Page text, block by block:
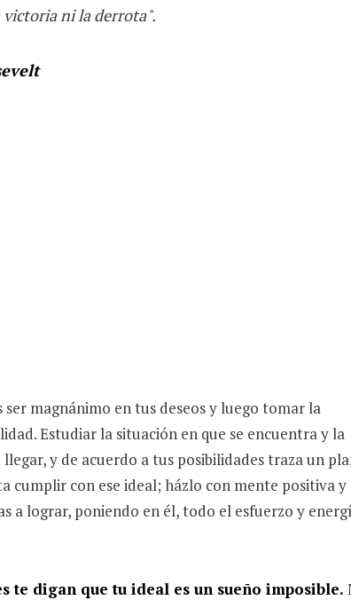
victoria ni la derrota".
ser magnánimo en tus deseos y luego tomar la
Estudiar la situación en que se encuentra y la
y de acuerdo a tus posibilidades traza un
cumplir con ese ideal; házlo con mente positiva y
a lograr, poniendo en él, todo el esfuerzo y
te digan que tu ideal es un sueño imposible.